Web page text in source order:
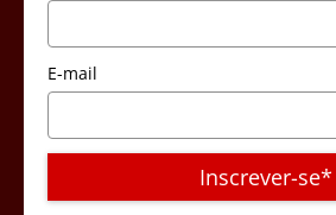
E-mail
Inscrever-se*